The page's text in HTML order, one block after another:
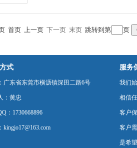
首页 上一页 下一页 末页 跳转到第 页
式
广东省东莞市横沥镇深田二路6号
：黄忠
：1730668896
kingjo17@163.com
服务
我们
相信
客户
客户
是希